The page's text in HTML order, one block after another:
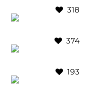
318
374
193